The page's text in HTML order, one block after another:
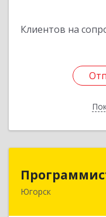
Клиентов на
Югорск
628264, Ханты-